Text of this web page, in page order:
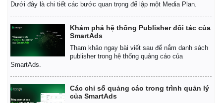
Dưới đây là chi tiết các bước quan trọng để lập một Media Plan.
Khám phá hệ thống Publisher đối tác của
SmartAds
Tham khảo ngay bài viết sau để nắm danh sách
publisher trong hệ thống quảng cáo của
SmartAds.
Các chỉ số quảng cáo trong trình quản lý
của SmartAds